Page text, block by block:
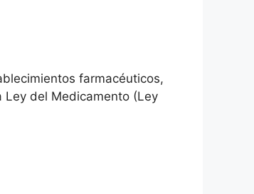
farmacéuticos,
Ley del Medicamento (Ley